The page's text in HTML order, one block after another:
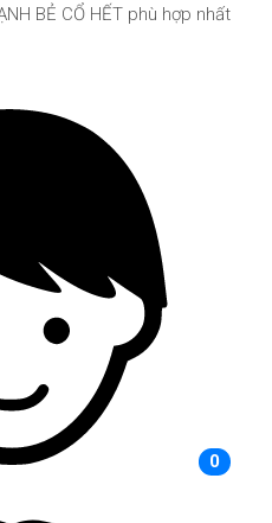
BẺ CỔ HẾT phù hợp nhất
0